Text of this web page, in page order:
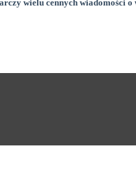
wielu cennych wiadomości